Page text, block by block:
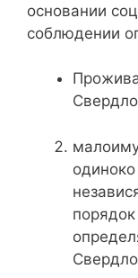
основании
соблюдении